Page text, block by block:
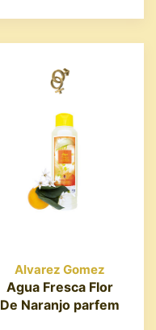
Alvarez Gomez
Agua Fresca Flor
De Naranjo parfem